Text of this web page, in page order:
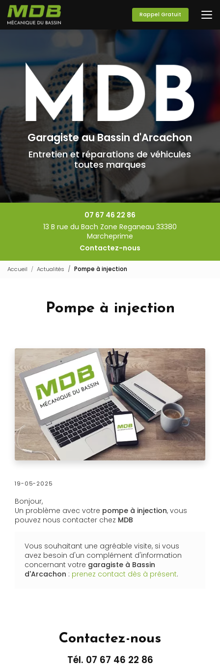
Aller
au
contenu
principal
Rappel Gratuit
Garagiste au Bassin d'Arcachon
Entretien et réparations de véhicules
toutes marques
07 67 46 22 86
13 B rue du Bach Zone Reganeau 33380
Marcheprime
Contactez-nous
Accueil Actualités Pompe à injection
Pompe à injection
19-05-2025
Bonjour,
Un problème avec votre pompe à injection, vous
pouvez nous contacter chez MDB
Vous souhaitant une agréable visite, si vous
avez besoin d'un complément d'information
concernant votre garagiste à Bassin
d'Arcachon : prenez contact dès à présent.
Contactez-nous
Tél. 07 67 46 22 86